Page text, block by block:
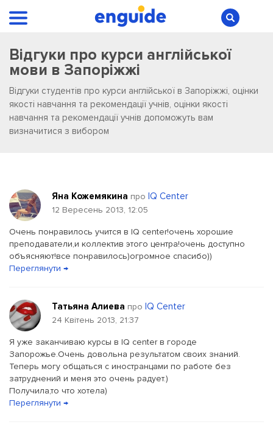
Відгуки про курси англійської
мови в Запоріжжі
Відгуки студентів про курси англійської в Запоріжжі, оцінки
якості навчання та рекомендації учнів, оцінки якості
навчання та рекомендації учнів допоможуть вам
визначитися з вибором
Яна Кожемякина про IQ Center
12 Вересень 2013, 12:05
Очень понравилось учится в IQ center!очень хорошие
преподаватели,и коллектив этого центра!очень доступно
объясняют!все понравилось)огромное спасибо))
Переглянути →
Татьяна Αлиева про IQ Center
24 Квітень 2013, 21:37
Я уже заканчиваю курсы в IQ center в городе
Запорожье.Очень довольна результатом своих знаний.
Теперь могу общаться с иностранцами по работе без
затруднений и меня это очень радует.)
Получила,то что хотела)
Переглянути →